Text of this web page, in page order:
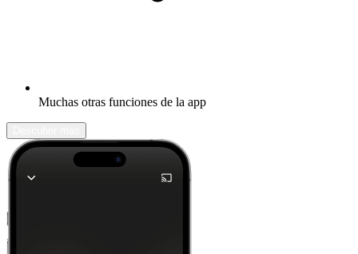
Muchas otras funciones de la app